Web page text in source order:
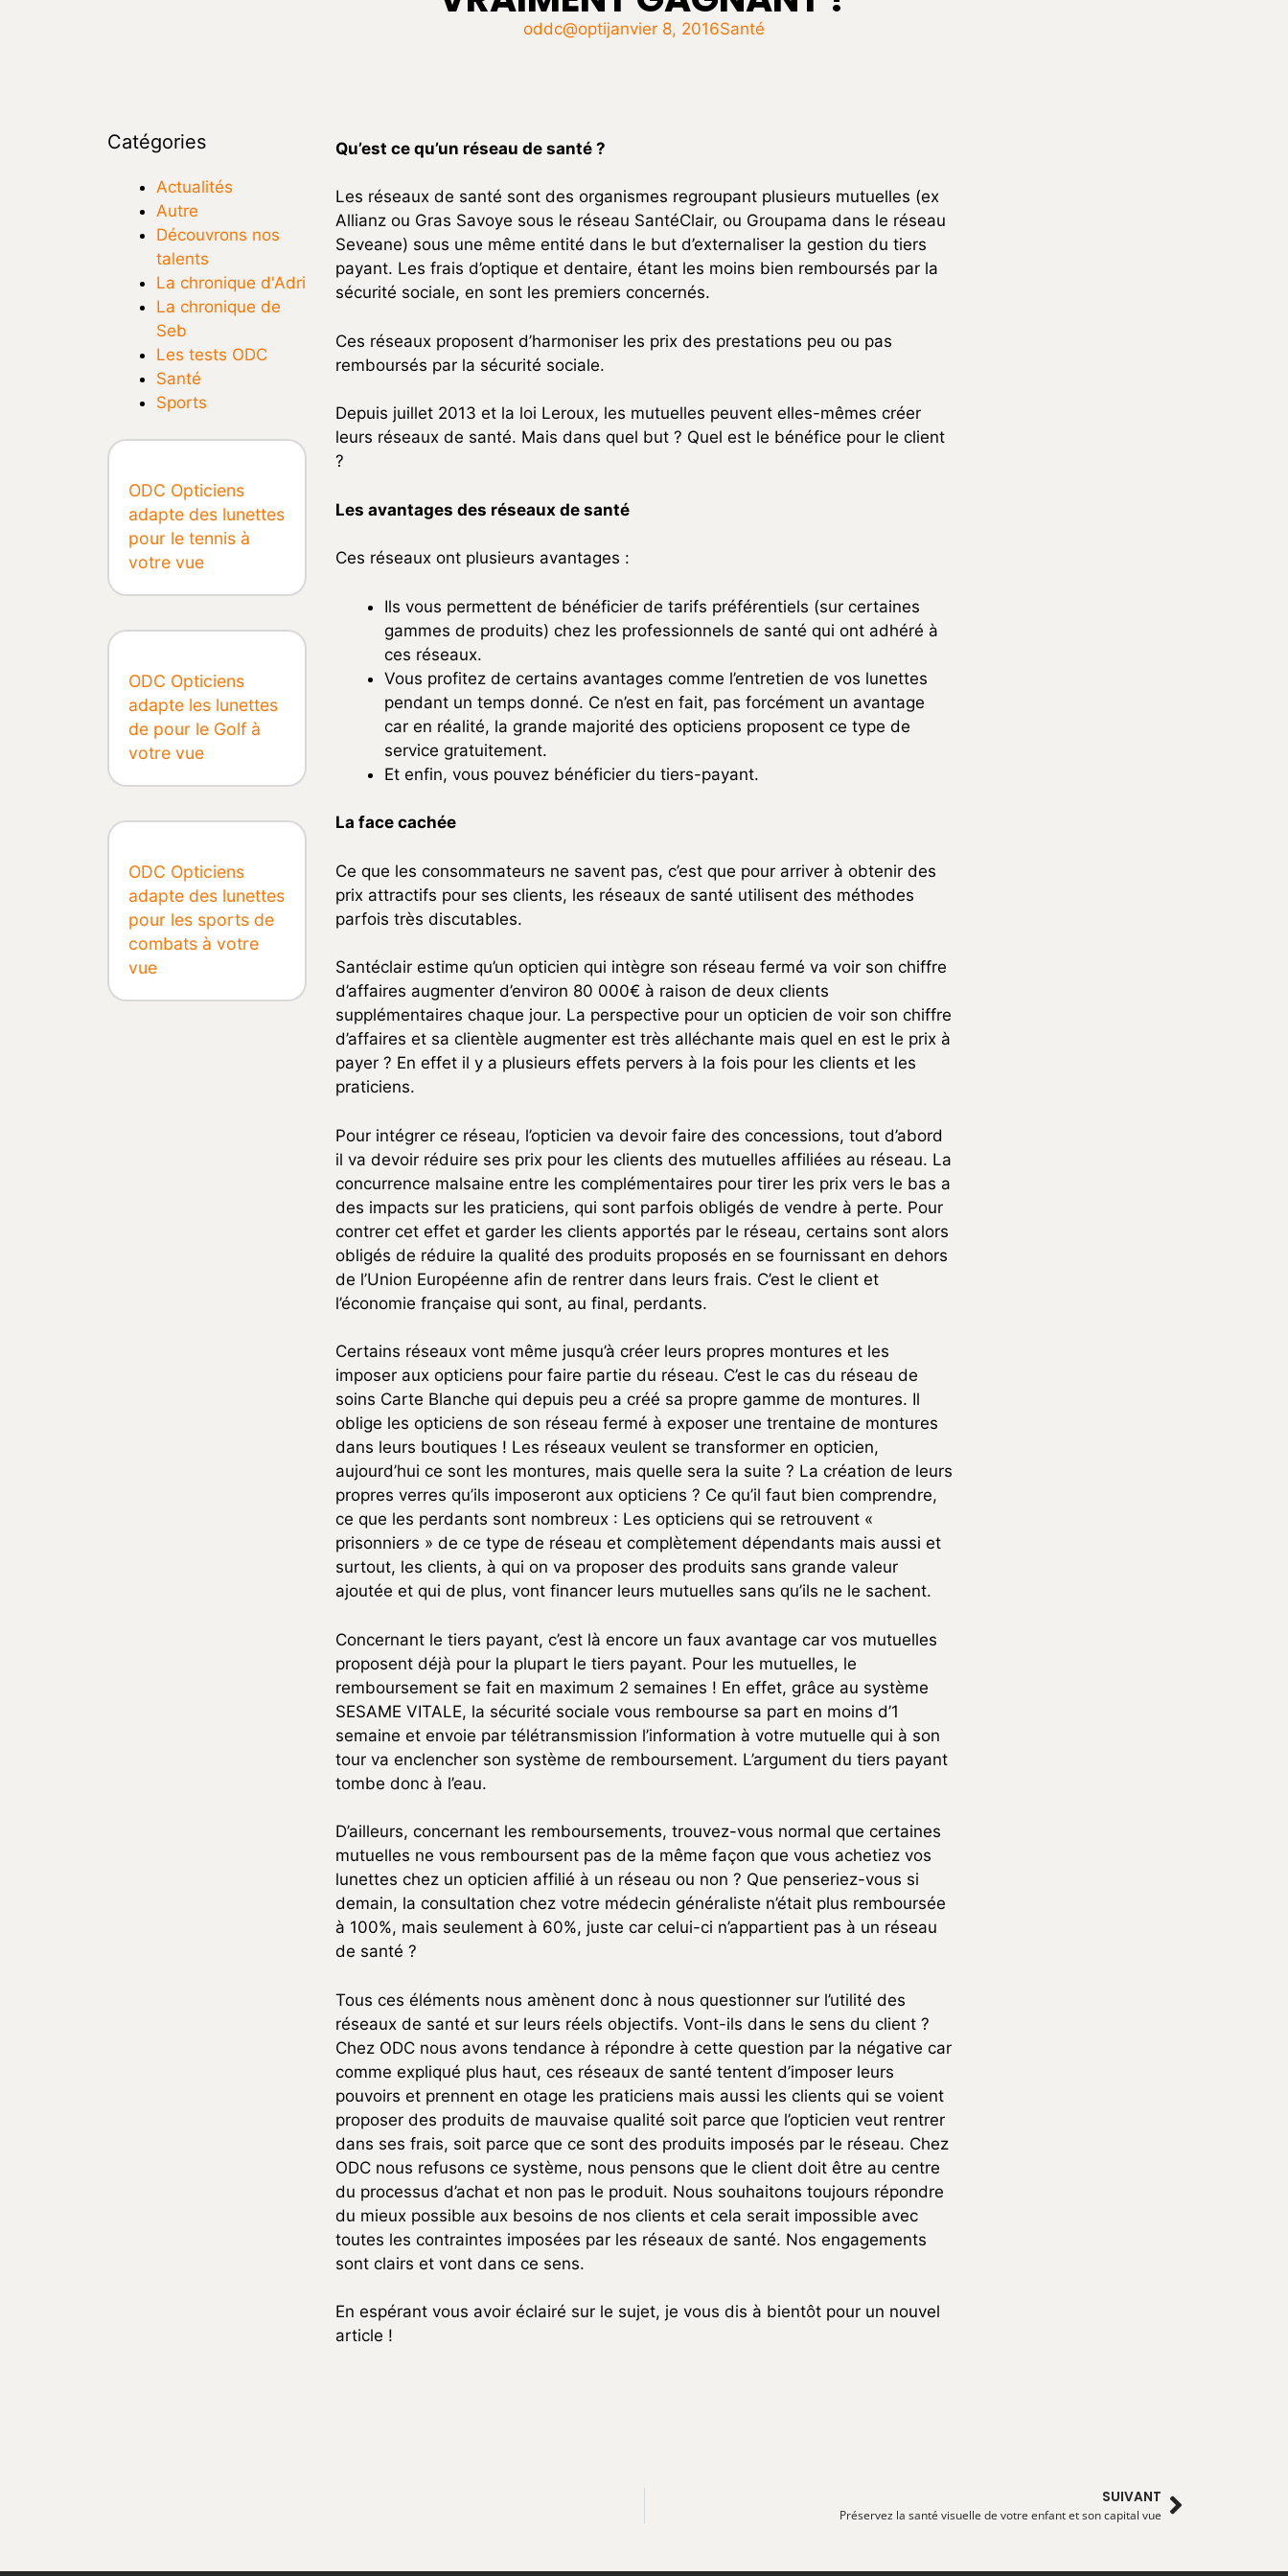
oddc@optijanvier 8, 2016Santé
Catégories
Actualités
Autre
Découvrons nos
talents
La chronique d'Adri
La chronique de
Seb
Les tests ODC
Santé
Sports
ODC Opticiens
adapte des lunettes
pour le tennis à
votre vue
ODC Opticiens
adapte les lunettes
de pour le Golf à
votre vue
ODC Opticiens
adapte des lunettes
pour les sports de
combats à votre
vue
Qu’est ce qu’un réseau de santé ?
Les réseaux de santé sont des organismes regroupant plusieurs mutuelles (ex
Allianz ou Gras Savoye sous le réseau SantéClair, ou Groupama dans le réseau
Seveane) sous une même entité dans le but d’externaliser la gestion du tiers
payant. Les frais d’optique et dentaire, étant les moins bien remboursés par la
sécurité sociale, en sont les premiers concernés.
Ces réseaux proposent d’harmoniser les prix des prestations peu ou pas
remboursés par la sécurité sociale.
Depuis juillet 2013 et la loi Leroux, les mutuelles peuvent elles-mêmes créer
leurs réseaux de santé. Mais dans quel but ? Quel est le bénéfice pour le client
?
Les avantages des réseaux de santé
Ces réseaux ont plusieurs avantages :
Ils vous permettent de bénéficier de tarifs préférentiels (sur certaines
gammes de produits) chez les professionnels de santé qui ont adhéré à
ces réseaux.
Vous profitez de certains avantages comme l’entretien de vos lunettes
pendant un temps donné. Ce n’est en fait, pas forcément un avantage
car en réalité, la grande majorité des opticiens proposent ce type de
service gratuitement.
Et enfin, vous pouvez bénéficier du tiers-payant.
La face cachée
Ce que les consommateurs ne savent pas, c’est que pour arriver à obtenir des
prix attractifs pour ses clients, les réseaux de santé utilisent des méthodes
parfois très discutables.
Santéclair estime qu’un opticien qui intègre son réseau fermé va voir son chiffre
d’affaires augmenter d’environ 80 000€ à raison de deux clients
supplémentaires chaque jour. La perspective pour un opticien de voir son chiffre
d’affaires et sa clientèle augmenter est très alléchante mais quel en est le prix à
payer ? En effet il y a plusieurs effets pervers à la fois pour les clients et les
praticiens.
Pour intégrer ce réseau, l’opticien va devoir faire des concessions, tout d’abord
il va devoir réduire ses prix pour les clients des mutuelles affiliées au réseau. La
concurrence malsaine entre les complémentaires pour tirer les prix vers le bas a
des impacts sur les praticiens, qui sont parfois obligés de vendre à perte. Pour
contrer cet effet et garder les clients apportés par le réseau, certains sont alors
obligés de réduire la qualité des produits proposés en se fournissant en dehors
de l’Union Européenne afin de rentrer dans leurs frais. C’est le client et
l’économie française qui sont, au final, perdants.
Certains réseaux vont même jusqu’à créer leurs propres montures et les
imposer aux opticiens pour faire partie du réseau. C’est le cas du réseau de
soins Carte Blanche qui depuis peu a créé sa propre gamme de montures. Il
oblige les opticiens de son réseau fermé à exposer une trentaine de montures
dans leurs boutiques ! Les réseaux veulent se transformer en opticien,
aujourd’hui ce sont les montures, mais quelle sera la suite ? La création de leurs
propres verres qu’ils imposeront aux opticiens ? Ce qu’il faut bien comprendre,
ce que les perdants sont nombreux : Les opticiens qui se retrouvent «
prisonniers » de ce type de réseau et complètement dépendants mais aussi et
surtout, les clients, à qui on va proposer des produits sans grande valeur
ajoutée et qui de plus, vont financer leurs mutuelles sans qu’ils ne le sachent.
Concernant le tiers payant, c’est là encore un faux avantage car vos mutuelles
proposent déjà pour la plupart le tiers payant. Pour les mutuelles, le
remboursement se fait en maximum 2 semaines ! En effet, grâce au système
SESAME VITALE, la sécurité sociale vous rembourse sa part en moins d’1
semaine et envoie par télétransmission l’information à votre mutuelle qui à son
tour va enclencher son système de remboursement. L’argument du tiers payant
tombe donc à l’eau.
D’ailleurs, concernant les remboursements, trouvez-vous normal que certaines
mutuelles ne vous remboursent pas de la même façon que vous achetiez vos
lunettes chez un opticien affilié à un réseau ou non ? Que penseriez-vous si
demain, la consultation chez votre médecin généraliste n’était plus remboursée
à 100%, mais seulement à 60%, juste car celui-ci n’appartient pas à un réseau
de santé ?
Tous ces éléments nous amènent donc à nous questionner sur l’utilité des
réseaux de santé et sur leurs réels objectifs. Vont-ils dans le sens du client ?
Chez ODC nous avons tendance à répondre à cette question par la négative car
comme expliqué plus haut, ces réseaux de santé tentent d’imposer leurs
pouvoirs et prennent en otage les praticiens mais aussi les clients qui se voient
proposer des produits de mauvaise qualité soit parce que l’opticien veut rentrer
dans ses frais, soit parce que ce sont des produits imposés par le réseau. Chez
ODC nous refusons ce système, nous pensons que le client doit être au centre
du processus d’achat et non pas le produit. Nous souhaitons toujours répondre
du mieux possible aux besoins de nos clients et cela serait impossible avec
toutes les contraintes imposées par les réseaux de santé. Nos engagements
sont clairs et vont dans ce sens.
En espérant vous avoir éclairé sur le sujet, je vous dis à bientôt pour un nouvel
article !
SUIVANT
Préservez la santé visuelle de votre enfant et son capital vue